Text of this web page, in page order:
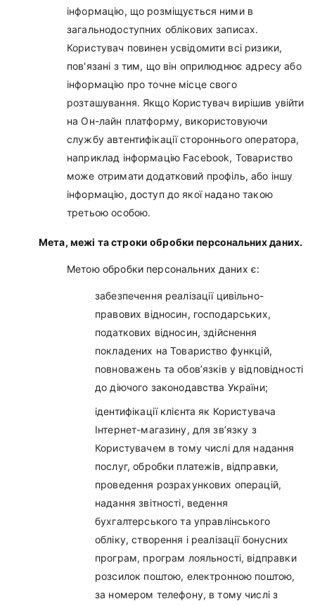
інформацію, що розміщується ними в
загальнодоступних облікових записах.
Користувач повинен усвідомити всі ризики,
пов'язані з тим, що він оприлюднює адресу або
інформацію про точне місце свого
розташування. Якщо Користувач вирішив увійти
на Он-лайн платформу, використовуючи
службу автентифікації стороннього оператора,
наприклад інформацію Facebook, Товариство
може отримати додатковий профіль, або іншу
інформацію, доступ до якої надано такою
третьою особою.
Мета, межі та строки обробки персональних даних.
Метою обробки персональних даних є:
забезпечення реалізації цивільно-
правових відносин, господарських,
податкових відносин, здійснення
покладених на Товариство функцій,
повноважень та обов’язків у відповідності
до діючого законодавства України;
ідентифікації клієнта як Користувача
Інтернет-магазину, для зв’язку з
Користувачем в тому числі для надання
послуг, обробки платежів, відправки,
проведення розрахункових операцій,
надання звітності, ведення
бухгалтерського та управлінського
обліку, створення і реалізації бонусних
програм, програм лояльності, відправки
розсилок поштою, електронною поштою,
за номером телефону, в тому числі з